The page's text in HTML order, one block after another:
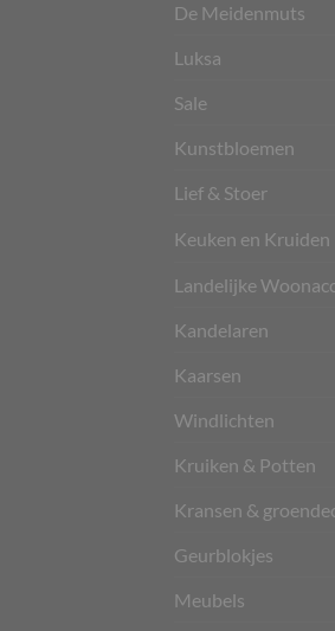
De Meidenmuts
Luksa
Sale
Kunstbloemen
Lief & Stoer
Keuken en Kruiden
Landelijke
Kandelaren
Kaarsen
Windlichten
Kruiken & Potten
Kransen &
Geurblokjes
Meubels